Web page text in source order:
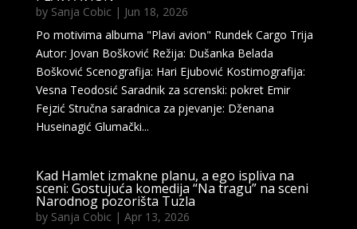
by Sanja Cobic| Jun 18, 2026
Po motivima albuma "Plavi avion" Rundek Cargo Trija
Autor: Jovan Bošković Režija: Dušanka Belada
Bošković Scenografija: Hari Ejubović Kostimografija:
Vesna Teodosić Saradnik za screnski: pokret Emir
Fejzić Stručna saradnica za pjevanje: Dženana
Huseinagić Glumački...
Kad Hamlet izmakne planu, a ego ispliva na
sceni: Gostujuća komedija “Na tragu” na sceni
Narodnog pozorišta Tuzla
by Sanja Cobic| Apr 13, 2026